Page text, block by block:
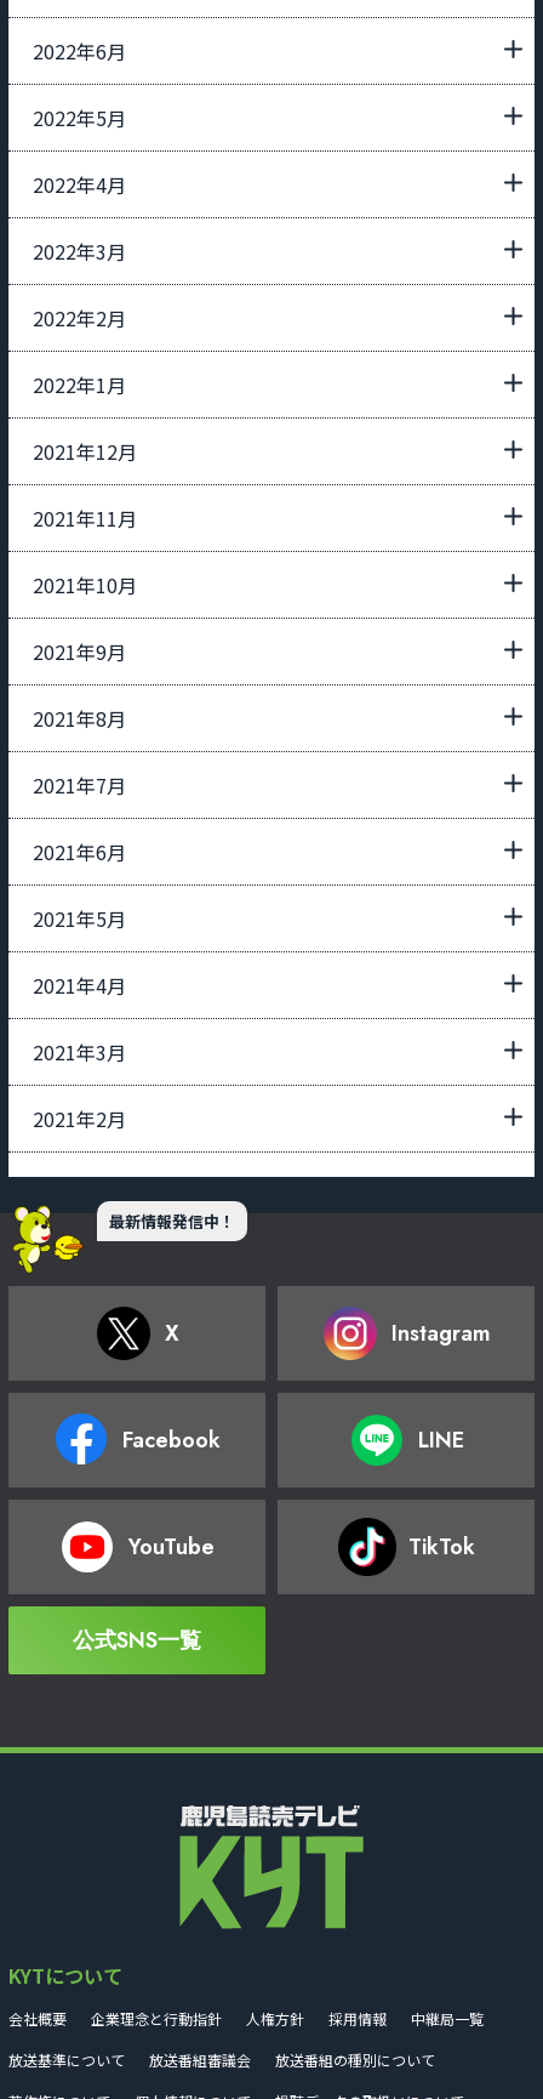
2022年6月
2022年5月
2022年4月
2022年3月
2022年2月
2022年1月
2021年12月
2021年11月
2021年10月
2021年9月
2021年8月
2021年7月
2021年6月
2021年5月
2021年4月
2021年3月
2021年2月
最新情報発信中！
X Instagram
Facebook LINE
YouTube TikTok
公式SNS一覧
KYTについて
会社概要 企業理念と行動指針 人権方針 採用情報
中継局一覧
放送基準について
放送番組審議会
放送番組の種別について